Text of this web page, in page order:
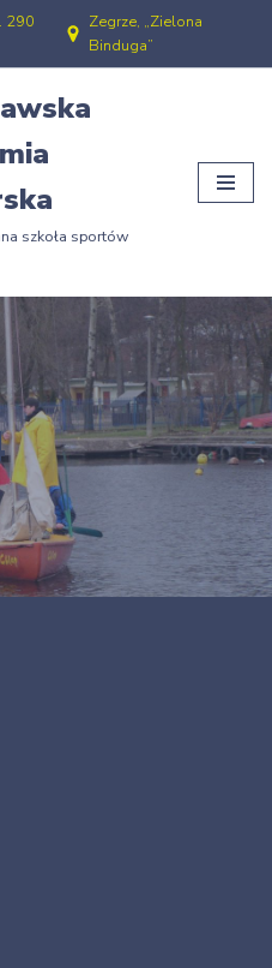
290
Zegrze, „Zielona
Binduga”
szkoła sportów